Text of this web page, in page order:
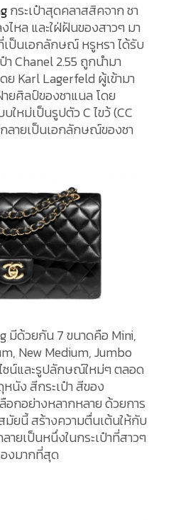
กระเป๋าสุดคลาสสิคจาก ชา
ไหล และใฝ่ฝันของสาวๆ มา
ป็นเอกลักษณ์ หรูหรา ได้รับ
า Chanel 2.55 ถูกนำมา
ย Karl Lagerfeld ผู้เข้ามา
ยศิลป์ของชาแนล โดย
หม่เป็นรูปตัว C ไขว้ (CC
ลายเป็นเอกลักษณ์ของชา
มีด้วยกัน 7 ขนาดคือ Mini,
New Medium, Jumbo
น์และรูปลักษณ์ใหม่ๆ ตลอด
หนัง สีกระเป๋า สีของ
อกอย่างหลากหลาย ด้วยการ
ยนี้ สร้างความตื่นเต้นให้กับ
ายเป็นหนึ่งในกระเป๋าที่สาวๆ
งมากที่สุด